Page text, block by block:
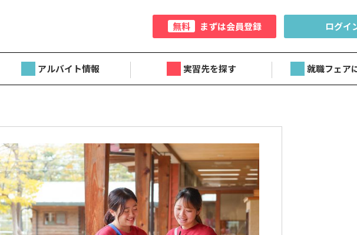
無料 まずは会員登録 ログイ
アルバイト情報 実習先を探す 就職フェア